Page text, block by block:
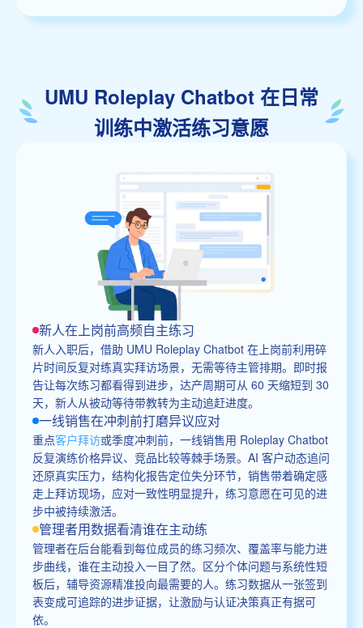
UMU Roleplay Chatbot 在日常
训练中激活练习意愿
新人在上岗前高频自主练习
新人入职后，借助 UMU Roleplay Chatbot 在上岗前利用碎
片时间反复对练真实拜访场景，无需等待主管排期。即时报
告让每次练习都看得到进步，达产周期可从 60 天缩短到 30
天，新人从被动等待带教转为主动追赶进度。
一线销售在冲刺前打磨异议应对
重点客户拜访或季度冲刺前，一线销售用 Roleplay Chatbot
反复演练价格异议、竞品比较等棘手场景。AI 客户动态追问
还原真实压力，结构化报告定位失分环节，销售带着确定感
走上拜访现场，应对一致性明显提升，练习意愿在可见的进
步中被持续激活。
管理者用数据看清谁在主动练
管理者在后台能看到每位成员的练习频次、覆盖率与能力进
步曲线，谁在主动投入一目了然。区分个体问题与系统性短
板后，辅导资源精准投向最需要的人。练习数据从一张签到
表变成可追踪的进步证据，让激励与认证决策真正有据可
依。